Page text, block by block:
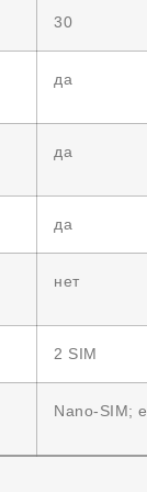
30
да
да
да
нет
2 SIM
Nano-SIM;